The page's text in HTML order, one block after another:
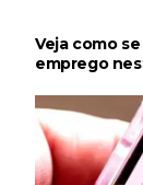
Veja como
emprego